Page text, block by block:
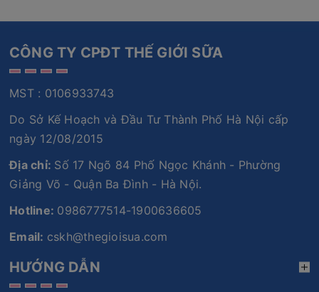
CÔNG TY CPĐT THẾ GIỚI SỮA
MST : 0106933743
Do Sở Kế Hoạch và Đầu Tư Thành Phố Hà Nội cấp
ngày 12/08/2015
Địa chỉ: Số 17 Ngõ 84 Phố Ngọc Khánh - Phường
Giảng Võ - Quận Ba Đình - Hà Nội.
Hotline: 0986777514-1900636605
Email: cskh@thegioisua.com
HƯỚNG DẪN